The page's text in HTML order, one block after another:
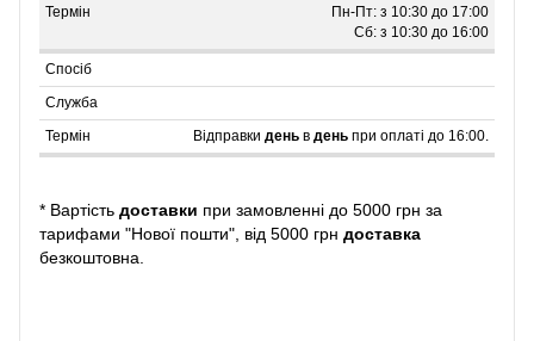
Пн-Пт: з 10:30 до 17:00
Сб: з 10:30 до 16:00
Відправки день в день при оплаті до 16:00.
* Вартість доставки при замовленні до 5000 грн за
тарифами "Нової пошти", від 5000 грн доставка
безкоштовна.